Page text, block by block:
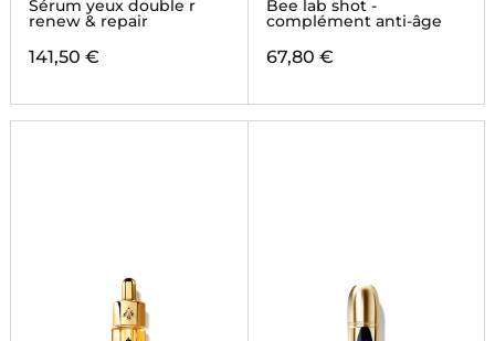
Sérum yeux double r
renew & repair
141,50 €
Bee lab shot -
complément anti-âge
67,80 €